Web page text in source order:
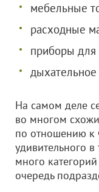
мебельные
расходные
приборы для
дыхательное
На самом деле
во многом
по отношению к
удивительного
много
очередь